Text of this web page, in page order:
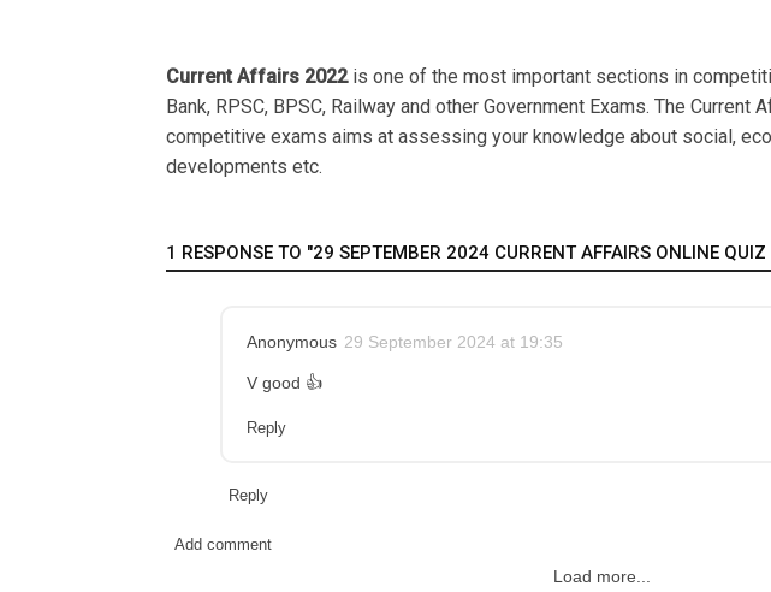
Current Affairs 2022is one of the most important sections in
Bank, RPSC, BPSC, Railway and other Government Exams. The Current
competitive exams aims at assessing your knowledge about social,
developments etc.
1 RESPONSE TO "29 SEPTEMBER 2024 CURRENT AFFAIRS ONLINE
Anonymous 29 September 2024 at 19:35
V good 👍
Reply
Reply
Add comment
Load more...